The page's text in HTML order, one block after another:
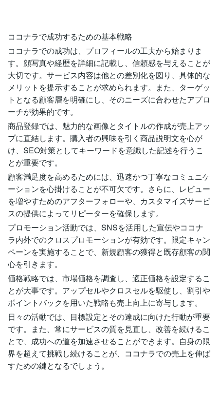
ココナラで成功するための基本戦略
ココナラでの成功は、プロフィールの工夫から始まりま
す。顔写真や経歴を詳細に記載し、信頼感を与えることが
大切です。サービス内容は他との差別化を図り、具体的な
メリットを提示することが求められます。また、ターゲッ
トとなる顧客層を明確にし、そのニーズに合わせたアプロ
ーチが効果的です。
商品登録では、魅力的な画像とタイトルの作成が売上アッ
プに直結します。購入者の興味を引く商品説明文を心が
け、SEO対策としてキーワードを意識した記述を行うこ
とが重要です。
顧客満足度を高めるためには、迅速かつ丁寧なコミュニケ
ーションを心掛けることが不可欠です。さらに、レビュー
を増やすためのアフターフォローや、カスタマイズサービ
スの提供によってリピーターを確保します。
プロモーション活動では、SNSを活用した宣伝やココナ
ラ内外でのクロスプロモーションが有効です。限定キャン
ペーンを実施することで、新規顧客の獲得と既存顧客の関
心を引きます。
価格戦略では、市場価格を調査し、適正価格を設定するこ
とが大事です。アップセルやクロスセルを駆使し、割引や
ポイントバックを用いた戦略も売上向上に寄与します。
日々の活動では、目標設定とその達成に向けた行動が重要
です。また、常にサービスの質を見直し、改善を続けるこ
とで、成功への道を加速させることができます。自身の限
界を超えて挑戦し続けることが、ココナラでの売上を伸ば
すための鍵となるでしょう。